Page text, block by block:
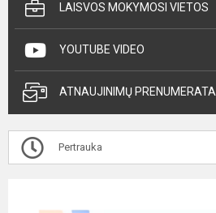
LAISVOS MOKYMOSI VIETOS
YOUTUBE VIDEO
ATNAUJINIMŲ PRENUMERATA
Pertrauka